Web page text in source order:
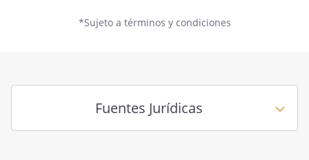
*Sujeto a términos y condiciones
Fuentes Jurídicas